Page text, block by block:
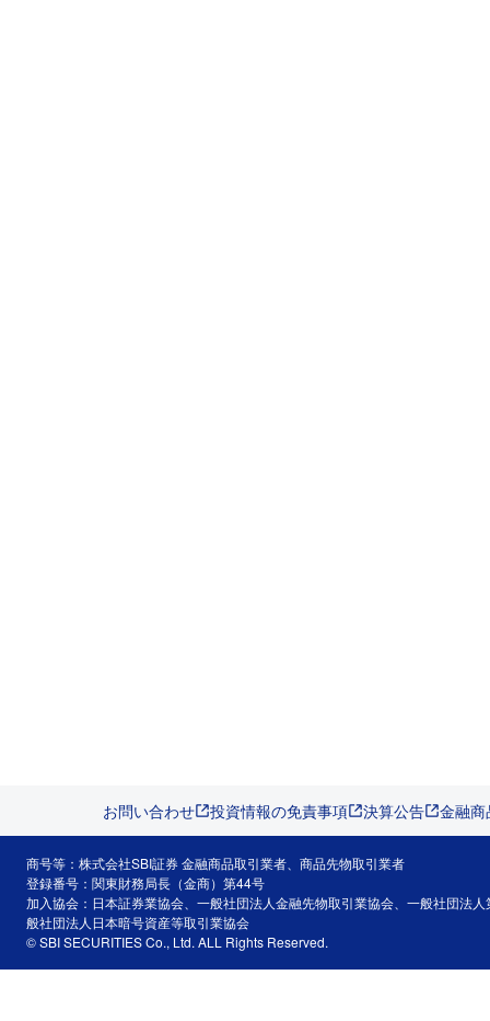
お問い合わせ 投資情報の免責事項 決算公告 金融
商号等：株式会社SBI証券 金融商品取引業者、商品先物取引業者
登録番号：関東財務局長（金商）第44号
加入協会：日本証券業協会、一般社団法人金融先物取引業協会、一般社団法
般社団法人日本暗号資産等取引業協会
© SBI SECURITIES Co., Ltd. ALL Rights Reserved.